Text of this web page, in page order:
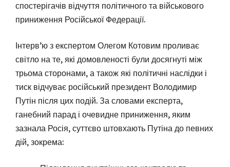
спостерігачів відчуття політичного та військового
приниження Російської Федерації.
Інтерв’ю з експертом Олегом Котовим проливає
світло на те, які домовленості були досягнуті між
трьома сторонами, а також які політичні наслідки і
тиск відчуває російський президент Володимир
Путін після цих подій. За словами експерта,
ганебний парад і очевидне приниження, яким
зазнала Росія, суттєво штовхають Путіна до певних
дій, зокрема: